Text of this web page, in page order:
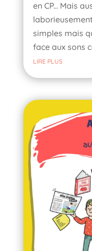
en CP... Mais
simples mais
face aux sons
LIRE PLUS